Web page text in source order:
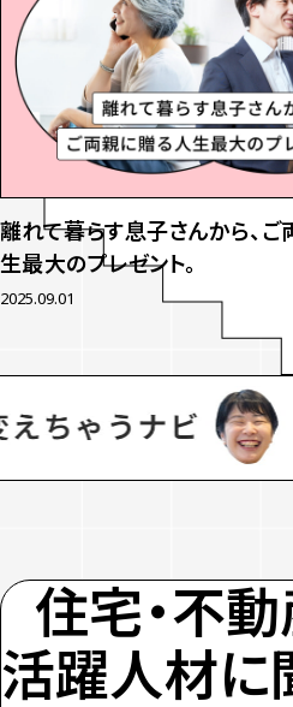
離れて暮らす息子さんから、ご
生最大のプレゼント。
2025.09.01
住宅・不
活躍人材に